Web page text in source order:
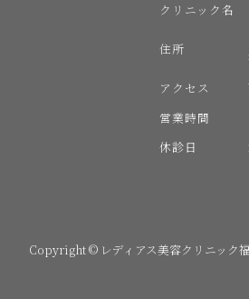
クリニック名
住所
アクセス
営業時間
休診日
Copyright © レディアス美容クリニッ